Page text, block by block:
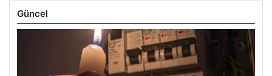
Güncel